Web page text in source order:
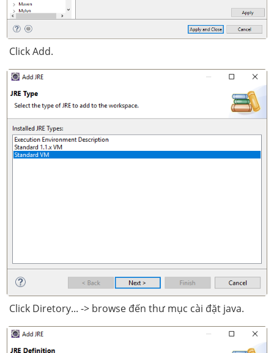
Click Add.
Click Diretory... -> browse đến thư mục cài đặt java.